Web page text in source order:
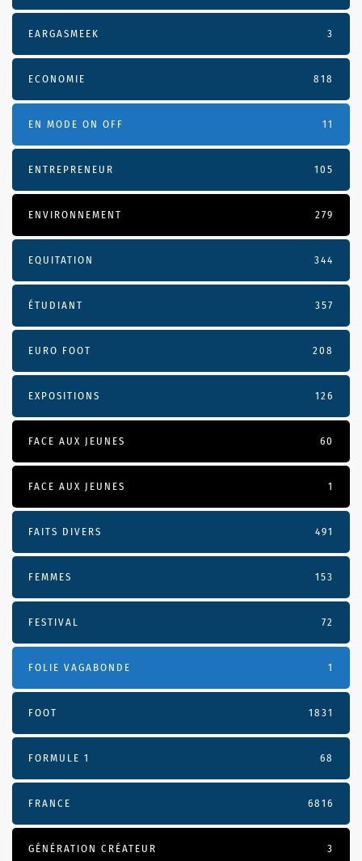
EARGASMEEK 3
ECONOMIE 818
EN MODE ON OFF 11
ENTREPRENEUR 105
ENVIRONNEMENT 279
EQUITATION 344
ÉTUDIANT 357
EURO FOOT 208
EXPOSITIONS 126
FACE AUX JEUNES 60
FACE AUX JEUNES 1
FAITS DIVERS 491
FEMMES 153
FESTIVAL 72
FOLIE VAGABONDE 1
FOOT 1831
FORMULE 1 68
FRANCE 6816
GÉNÉRATION CRÉATEUR 3